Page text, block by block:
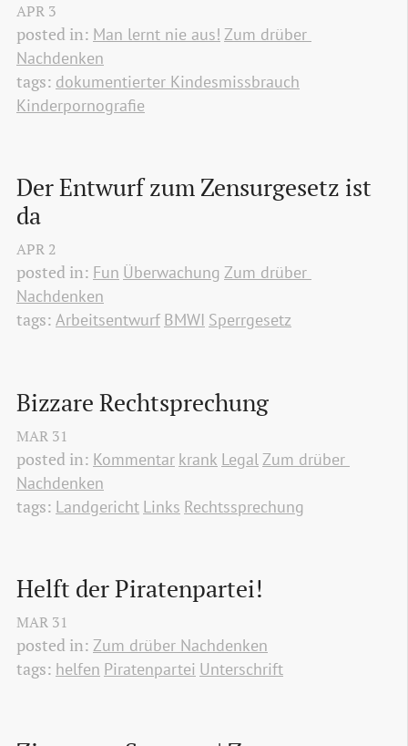
APR 3
posted in: Man lernt nie aus! Zum drüber
Nachdenken
tags: dokumentierter Kindesmissbrauch
Kinderpornografie
Der Entwurf zum Zensurgesetz ist
da
APR 2
posted in: Fun Überwachung Zum drüber
Nachdenken
tags: Arbeitsentwurf BMWI Sperrgesetz
Bizzare Rechtsprechung
MAR 31
posted in: Kommentar krank LegalZum drüber
Nachdenken
tags: Landgericht Links Rechtssprechung
Helft der Piratenpartei!
MAR 31
posted in: Zum drüber Nachdenken
tags: helfen Piratenpartei Unterschrift